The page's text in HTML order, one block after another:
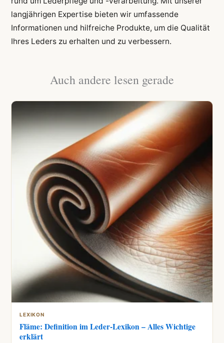
langjährigen Expertise bieten wir umfassende
Informationen und hilfreiche Produkte, um die Qualität
Ihres Leders zu erhalten und zu verbessern.
Auch andere lesen gerade
LEXIKON
Fläme: Definition im Leder-Lexikon – Alles Wichtige
erklärt